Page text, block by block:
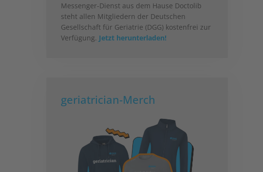
Messenger-Dienst aus dem Hause Doctolib
steht allen Mitgliedern der Deutschen
Gesellschaft für Geriatrie (DGG) kostenfrei zur
Verfügung. Jetzt herunterladen!
geriatrician-Merch